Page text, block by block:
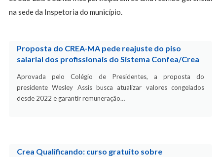
na sede da Inspetoria do município.
Proposta do CREA-MA pede reajuste do piso
salarial dos profissionais do Sistema Confea/Crea
Aprovada pelo Colégio de Presidentes, a proposta do
presidente Wesley Assis busca atualizar valores congelados
desde 2022 e garantir remuneração…
Crea Qualificando: curso gratuito sobre